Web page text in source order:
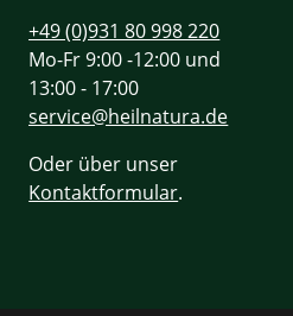
+49 (0)931 80 998 220
Mo-Fr 9:00 -12:00 und
13:00 - 17:00
service@heilnatura.de
Oder über unser
Kontaktformular.